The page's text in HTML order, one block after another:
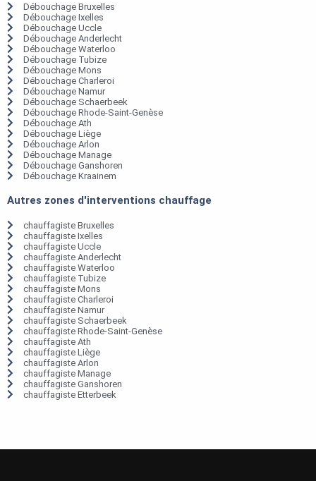
Débouchage Bruxelles
Débouchage Ixelles
Débouchage Uccle
Débouchage Anderlecht
Débouchage Waterloo
Débouchage Tubize
Débouchage Mons
Débouchage Charleroi
Débouchage Namur
Débouchage Schaerbeek
Débouchage Rhode-Saint-Genèse
Débouchage Ath
Débouchage Liège
Débouchage Arlon
Débouchage Manage
Débouchage Ganshoren
Débouchage Kraainem
Autres zones d'interventions chauffage
chauffagiste Bruxelles
chauffagiste Ixelles
chauffagiste Uccle
chauffagiste Anderlecht
chauffagiste Waterloo
chauffagiste Tubize
chauffagiste Mons
chauffagiste Charleroi
chauffagiste Namur
chauffagiste Schaerbeek
chauffagiste Rhode-Saint-Genèse
chauffagiste Ath
chauffagiste Liège
chauffagiste Arlon
chauffagiste Manage
chauffagiste Ganshoren
chauffagiste Etterbeek